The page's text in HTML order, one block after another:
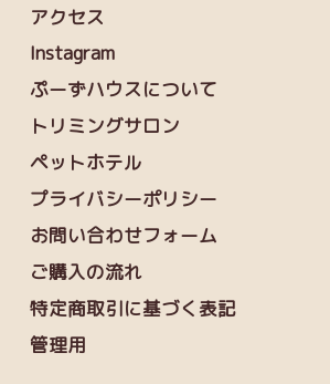
アクセス
Instagram
ぷーずハウスについて
トリミングサロン
ペットホテル
プライバシーポリシー
お問い合わせフォーム
ご購入の流れ
特定商取引に基づく表記
管理用